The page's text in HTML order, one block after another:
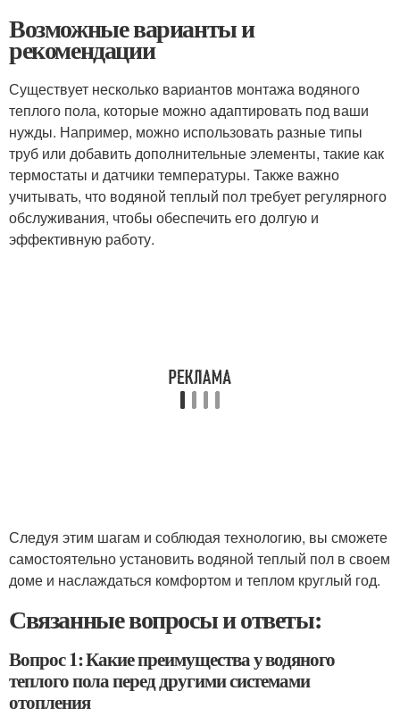
Возможные варианты и
рекомендации
Существует несколько вариантов монтажа водяного
теплого пола, которые можно адаптировать под ваши
нужды. Например, можно использовать разные типы
труб или добавить дополнительные элементы, такие как
термостаты и датчики температуры. Также важно
учитывать, что водяной теплый пол требует регулярного
обслуживания, чтобы обеспечить его долгую и
эффективную работу.
Следуя этим шагам и соблюдая технологию, вы сможете
самостоятельно установить водяной теплый пол в своем
доме и наслаждаться комфортом и теплом круглый год.
Связанные вопросы и ответы:
Вопрос 1: Какие преимущества у водяного
теплого пола перед другими системами
отопления